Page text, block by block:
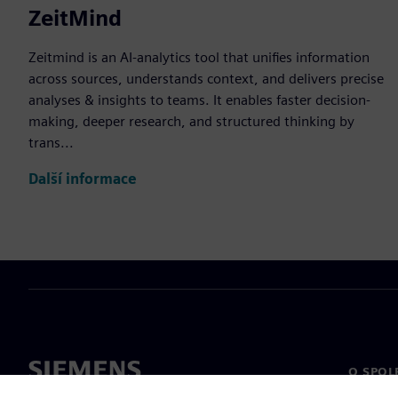
ZeitMind
Zeitmind is an AI-analytics tool that unifies information
across sources, understands context, and delivers precise
analyses & insights to teams. It enables faster decision-
making, deeper research, and structured thinking by
trans...
Další informace
O